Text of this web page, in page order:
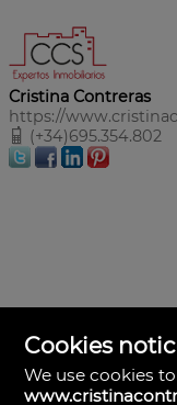
Cristina Contreras
https://
(+34)695.354.802
Cookies
We use cookies